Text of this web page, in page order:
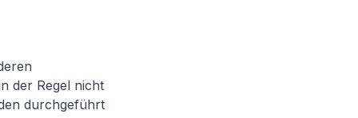
der Regel nicht
durchgeführt